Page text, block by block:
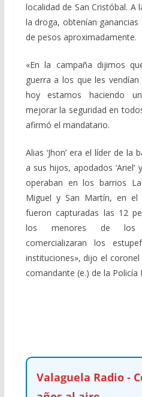
localidad de San Cristóbal. A
la droga, obtenían
de pesos aproximadamente.
«En la campaña dijimos
guerra a los que les
hoy estamos haciendo
mejorar la seguridad en
afirmó el mandatario.
Alias ‘Jhon’ era el líder de la
a sus hijos, apodados ‘Ariel’
operaban en los barrios
Miguel y San Martín, en
fueron capturadas las 12
los menores de los
comercializaranlos
instituciones», dijo el coronel
comandante (e.) de la
Valaguela Radio -